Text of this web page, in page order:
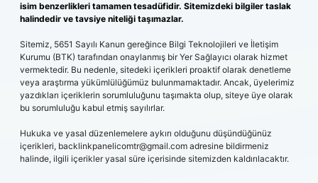
isim benzerlikleri tamamen tesadüfidir. Sitemizdeki bilgiler taslak
halindedir ve tavsiye niteliği taşımazlar.
Sitemiz, 5651 Sayılı Kanun gereğince Bilgi Teknolojileri ve İletişim
Kurumu (BTK) tarafından onaylanmış bir Yer Sağlayıcı olarak hizmet
vermektedir. Bu nedenle, sitedeki içerikleri proaktif olarak denetleme
veya araştırma yükümlülüğümüz bulunmamaktadır. Ancak, üyelerimiz
yazdıkları içeriklerin sorumluluğunu taşımakta olup, siteye üye olarak
bu sorumluluğu kabul etmiş sayılırlar.
Hukuka ve yasal düzenlemelere aykırı olduğunu düşündüğünüz
içerikleri, backlinkpanelicomtr@gmail.com adresine bildirmeniz
halinde, ilgili içerikler yasal süre içerisinde sitemizden kaldırılacaktır.